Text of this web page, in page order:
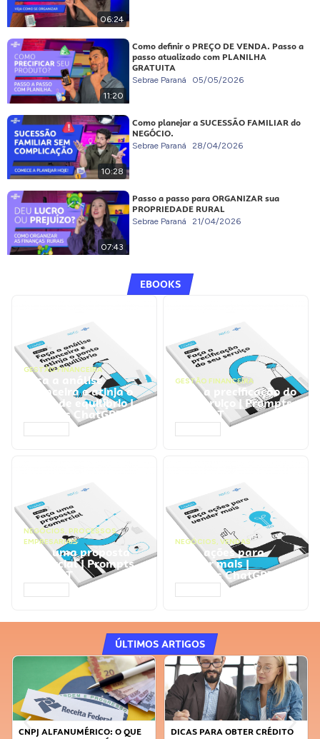
06:24
11:20
Como definir o PREÇO DE VENDA. Passo a
passo atualizado com PLANILHA
GRATUITA
Sebrae Paraná 05/05/2026
10:28
Como planejar a SUCESSÃO FAMILIAR do
NEGÓCIO.
Sebrae Paraná 28/04/2026
07:43
Passo a passo para ORGANIZAR sua
PROPRIEDADE RURAL
Sebrae Paraná 21/04/2026
EBOOKS
GESTÃO FINANCEIRA
Faça a análise
financeira e atinja o
ponto de equilíbrio |
Prompts ChatGPT
GESTÃO FINANCEIRA
Faça a precificação do
seu serviço | Prompts
ChatGPT
NEGÓCIOS, PROCESSOS
EMPRESARIAIS
Faça uma proposta
comercial | Prompts
ChatGPT
NEGÓCIOS, VENDAS
Faça ações para
vender mais |
Prompts ChatGPT
ÚLTIMOS ARTIGOS
DICAS PARA OBTER CRÉDITO
FAÇA A DIFERENÇA: SEJA